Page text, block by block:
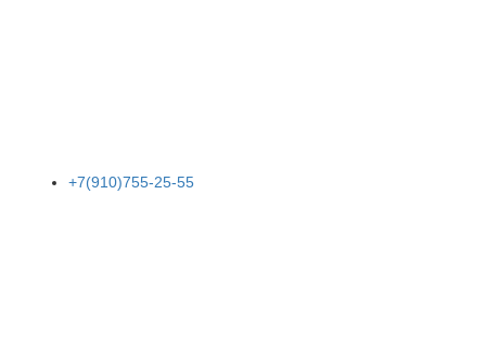
+7(910)755-25-55